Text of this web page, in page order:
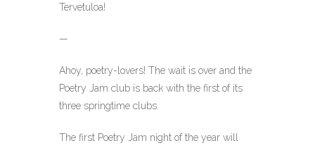
Tervetuloa!
—
Ahoy, poetry-lovers! The wait is over and the
Poetry Jam club is back with the first of its
three springtime clubs.
The first Poetry Jam night of the year will